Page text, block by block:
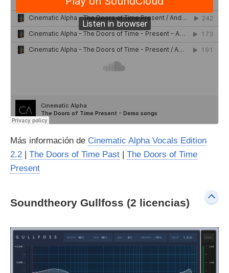
Más información de Cinematic Alpha Vocals Edition
2.2 | The Doors of Time Past | The Doors of Time
Present
Soundtheory Gullfoss (2 licencias)